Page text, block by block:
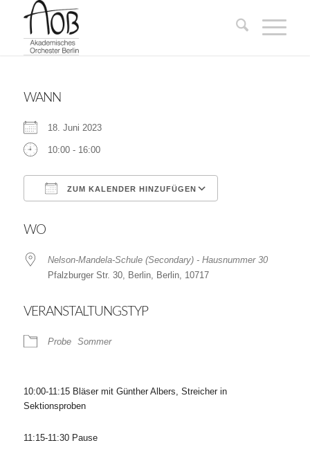
WANN
18. Juni 2023
10:00 - 16:00
ZUM KALENDER HINZUFÜGEN
WO
Nelson-Mandela-Schule (Secondary) - Hausnummer 30
Pfalzburger Str. 30, Berlin, Berlin, 10717
VERANSTALTUNGSTYP
Probe Sommer
10:00-11:15 Bläser mit Günther Albers, Streicher in
Sektionsproben
11:15-11:30 Pause